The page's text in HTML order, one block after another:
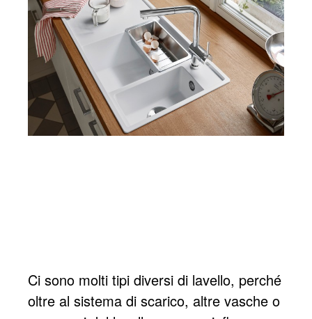
Ci sono molti tipi diversi di lavello, perché
oltre al sistema di scarico, altre vasche o